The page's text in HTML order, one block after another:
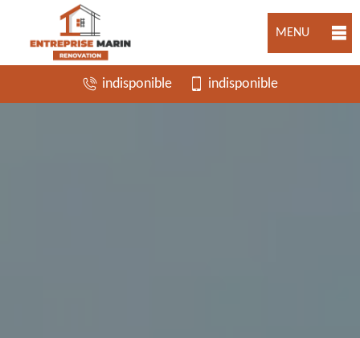
MENU
indisponible indisponible